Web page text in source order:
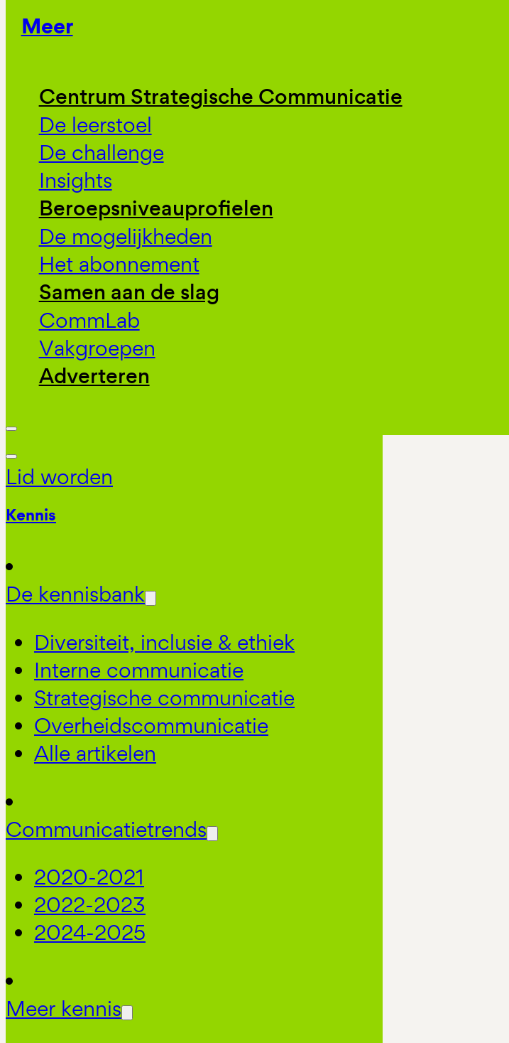
Meer
Centrum Strategische Communicatie
De leerstoel
De challenge
Insights
Beroepsniveauprofielen
De mogelijkheden
Het abonnement
Samen aan de slag
CommLab
Vakgroepen
Adverteren
Lid worden
Kennis
De kennisbank
Diversiteit, inclusie & ethiek
Interne communicatie
Strategische communicatie
Overheidscommunicatie
Alle artikelen
Communicatietrends
2020-2021
2022-2023
2024-2025
Meer kennis